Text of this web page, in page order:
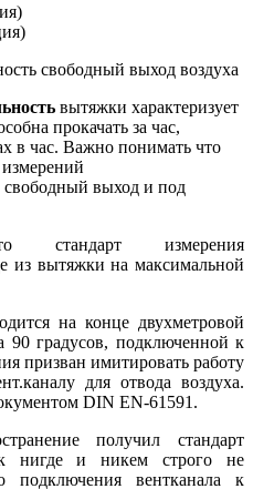
свободный выход воздуха
вытяжки характеризует
прокачать за час,
в час. Важно понимать что
свободный выход и под
стандарт измерения
из вытяжки на максимальной
на конце двухметровой
градусов, подключенной к
призван имитировать работу
для отвода воздуха.
DIN EN-61591.
получил стандарт
нигде и никем строго не
подключения вентканала к